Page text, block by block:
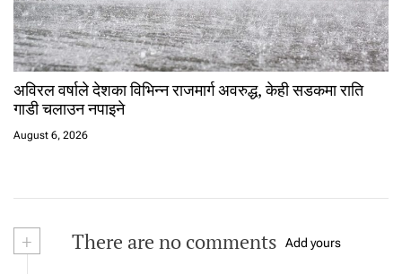
अविरल वर्षाले देशका विभिन्न राजमार्ग अवरुद्ध, केही सडकमा राति
गाडी चलाउन नपाइने
August 6, 2026
+ There are no comments Add yours